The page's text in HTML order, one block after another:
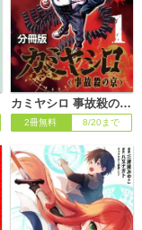
カミヤシロ 事故殺の京【分冊版】
2冊無料 8/20まで